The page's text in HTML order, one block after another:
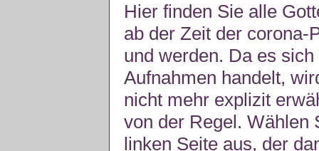
Hier finden Sie alle
ab der Zeit der corona-
und werden. Da es
Aufnahmen handelt,
nicht mehr explizit
von der Regel. Wählen
linken Seite aus, der